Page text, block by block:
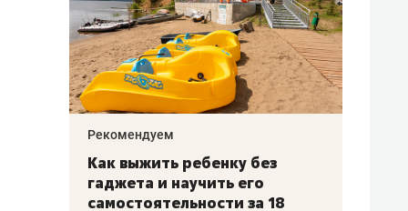
Рекомендуем
Как выжить ребенку без
гаджета и научить его
самостоятельности за 18